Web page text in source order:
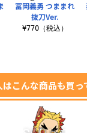
冨岡義勇 つままれ
抜刀Ver.
¥770（税込）
こんな商品も買っ